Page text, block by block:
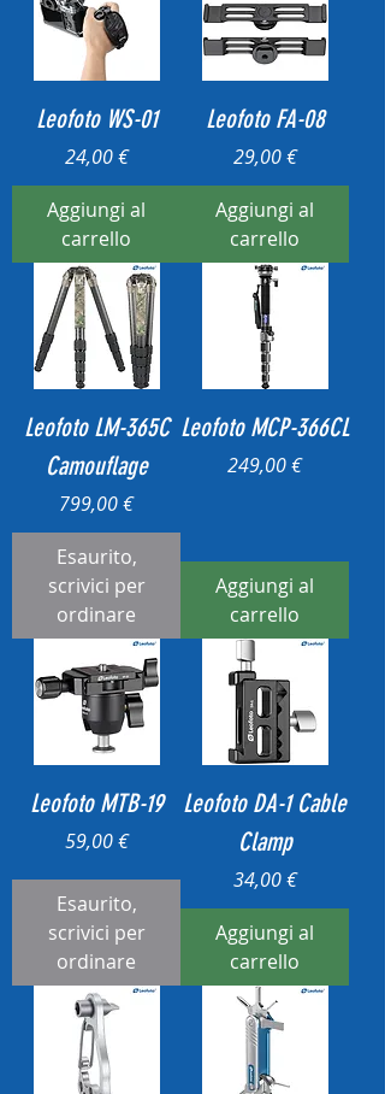
Leofoto WS-01
Prezzo
24,00 €
Aggiungi al
carrello
Leofoto FA-08
Prezzo
29,00 €
Aggiungi al
carrello
Leofoto LM-365C
Camouflage
Prezzo
799,00 €
Esaurito,
scrivici per
ordinare
Leofoto MCP-366CL
Prezzo
249,00 €
Aggiungi al
carrello
Leofoto MTB-19
Prezzo
59,00 €
Esaurito,
scrivici per
ordinare
Leofoto DA-1 Cable
Clamp
Prezzo
34,00 €
Aggiungi al
carrello